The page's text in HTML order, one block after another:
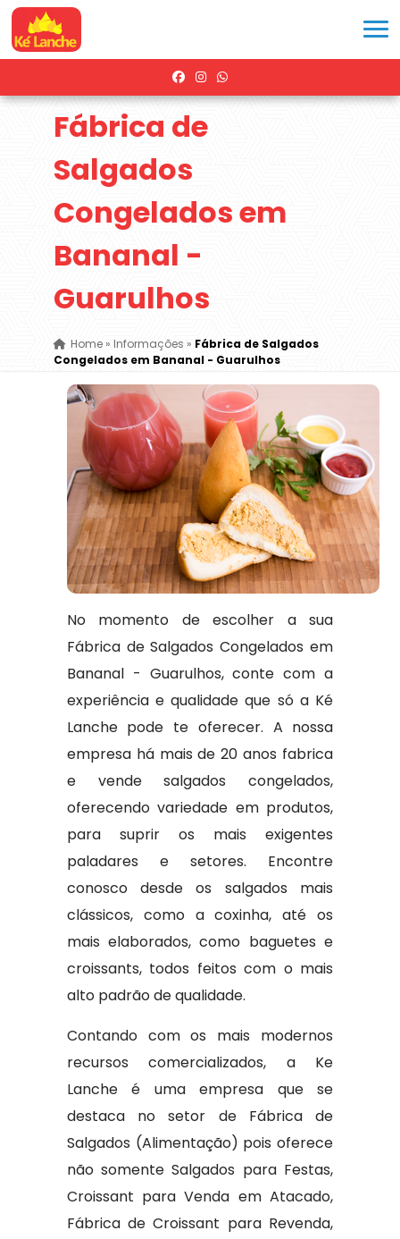
Fábrica de
Salgados
Congelados em
Bananal -
Guarulhos
Home» Informações » Fábrica de Salgados
Congelados em Bananal - Guarulhos
No momento de escolher a sua
Fábrica de Salgados Congelados em
Bananal - Guarulhos, conte com a
experiência e qualidade que só a Ké
Lanche pode te oferecer. A nossa
empresa há mais de 20 anos fabrica
e vende salgados congelados,
oferecendo variedade em produtos,
para suprir os mais exigentes
paladares e setores. Encontre
conosco desde os salgados mais
clássicos, como a coxinha, até os
mais elaborados, como baguetes e
croissants, todos feitos com o mais
alto padrão de qualidade.
Contando com os mais modernos
recursos comercializados, a Ke
Lanche é uma empresa que se
destaca no setor de Fábrica de
Salgados (Alimentação) pois oferece
não somente Salgados para Festas,
Croissant para Venda em Atacado,
Fábrica de Croissant para Revenda,